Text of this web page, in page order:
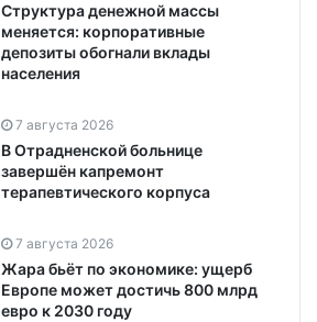
Структура денежной массы
меняется: корпоративные
депозиты обогнали вклады
населения
7 августа 2026
В Отрадненской больнице
завершён капремонт
терапевтического корпуса
7 августа 2026
Жара бьёт по экономике: ущерб
Европе может достичь 800 млрд
евро к 2030 году